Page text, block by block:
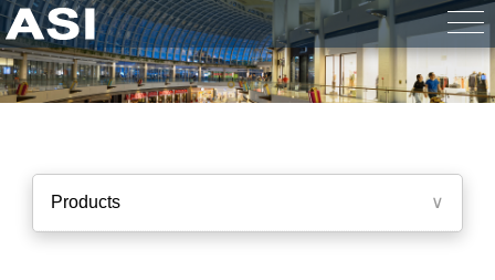
Products ∨